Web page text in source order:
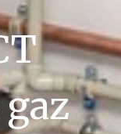
gaz